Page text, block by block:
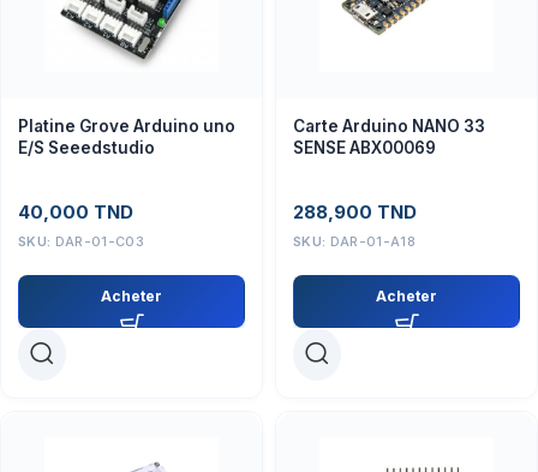
Platine Grove Arduino uno
E/S Seeedstudio
40,000 TND
SKU: DAR-01-C03
Acheter
Carte Arduino NANO 33
SENSE ABX00069
288,900 TND
SKU: DAR-01-A18
Acheter